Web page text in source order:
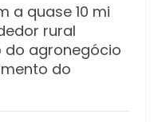
a quase 10 mi
rural
do agronegócio
do